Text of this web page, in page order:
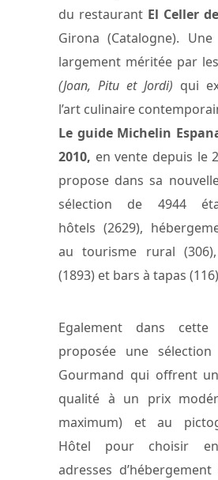
du restaurant El Celler
Girona (Catalogne).
largement méritée par les
(Joan, Pitu et Jordi) qui
l’art culinaire
Le guide Michelin
2010, en vente depuis le
propose dans sa
sélection de 4944
hôtels (2629),
au tourisme rural
(1893) et bars à tapas
Egalement dans
proposée une
Gourmand qui offrent
qualité à un prix
maximum) et au
Hôtel pour choisir
adresses